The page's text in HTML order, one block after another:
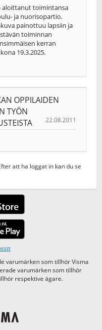
aloittanut toimintansa
ja nuorisopartio.
painottuu lapsiin ja
toiminnan
kerran
19.3.2025.
OPPILAIDEN
TYÖN
22.08.2011
att ha loggat in kan du se
varumärken som tillhör Visma
varumärken som tillhör
respektive ägare.